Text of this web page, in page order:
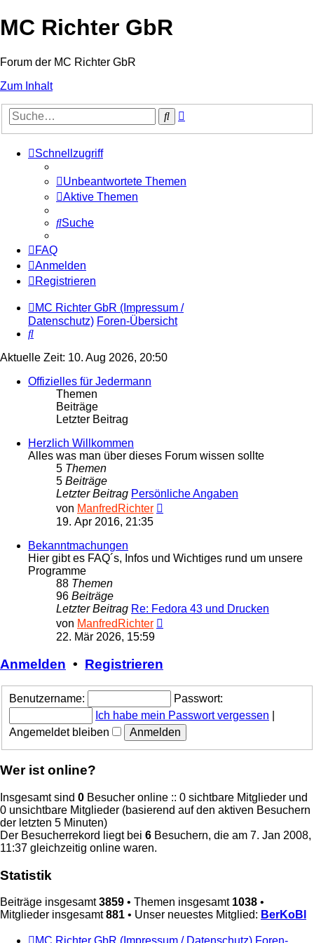
MC Richter GbR
Forum der MC Richter GbR
Zum Inhalt
Suche
Schnellzugriff
Unbeantwortete Themen
Aktive Themen
Suche
FAQ
Anmelden
Registrieren
MC Richter GbR (Impressum /
Datenschutz) Foren-Übersicht
Suche
Aktuelle Zeit: 10. Aug 2026, 20:50
Offizielles für Jedermann
Themen
Beiträge
Letzter Beitrag
Herzlich Willkommen
Alles was man über dieses Forum wissen sollte
5 Themen
5 Beiträge
Letzter Beitrag Persönliche Angaben
von ManfredRichter
19. Apr 2016, 21:35
Bekanntmachungen
Hier gibt es FAQ´s, Infos und Wichtiges rund um unsere
Programme
88 Themen
96 Beiträge
Letzter Beitrag Re: Fedora 43 und Drucken
von ManfredRichter
22. Mär 2026, 15:59
Anmelden • Registrieren
Benutzername:
Passwort:
Ich habe mein Passwort vergessen
Angemeldet bleiben
Wer ist online?
Insgesamt sind 0 Besucher online :: 0 sichtbare Mitglieder und
0 unsichtbare Mitglieder (basierend auf den aktiven Besuchern
der letzten 5 Minuten)
Der Besucherrekord liegt bei 6 Besuchern, die am 7. Jan 2008,
11:37 gleichzeitig online waren.
Statistik
Beiträge insgesamt3859 • Themen insgesamt 1038 •
Mitglieder insgesamt881 • Unser neuestes Mitglied: BerKoBl